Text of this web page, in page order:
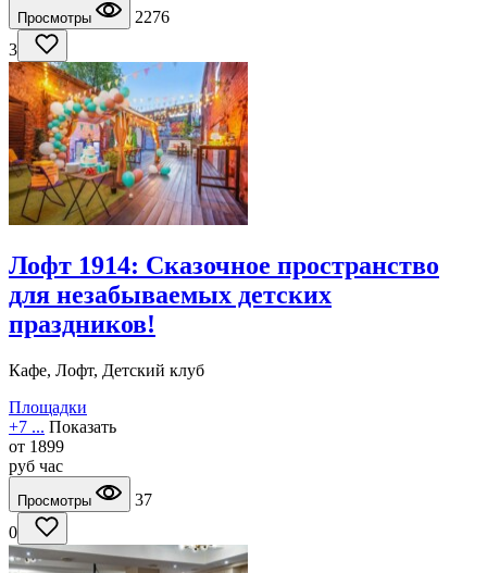
Просмотры
2276
3
Лофт 1914: Сказочное пространство
для незабываемых детских
праздников!
Кафе, Лофт, Детский клуб
Площадки
+7 ... Показать
от 1899
руб час
Просмотры
37
0